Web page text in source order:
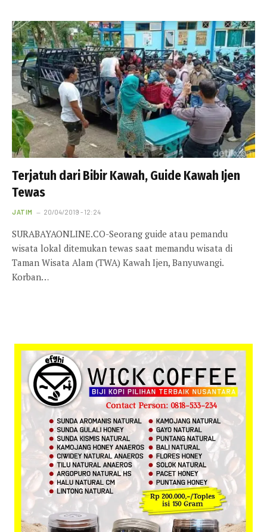
Terjatuh dari Bibir Kawah, Guide Kawah Ijen
Tewas
JATIM 20/04/2019 - 12:24
SURABAYAONLINE.CO-Seorang guide atau pemandu
wisata lokal ditemukan tewas saat memandu wisata di
Taman Wisata Alam (TWA) Kawah Ijen, Banyuwangi.
Korban…